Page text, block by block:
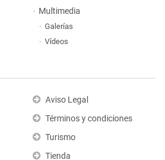
Multimedia
Galerías
Vídeos
Aviso Legal
Términos y condiciones
Turismo
Tienda